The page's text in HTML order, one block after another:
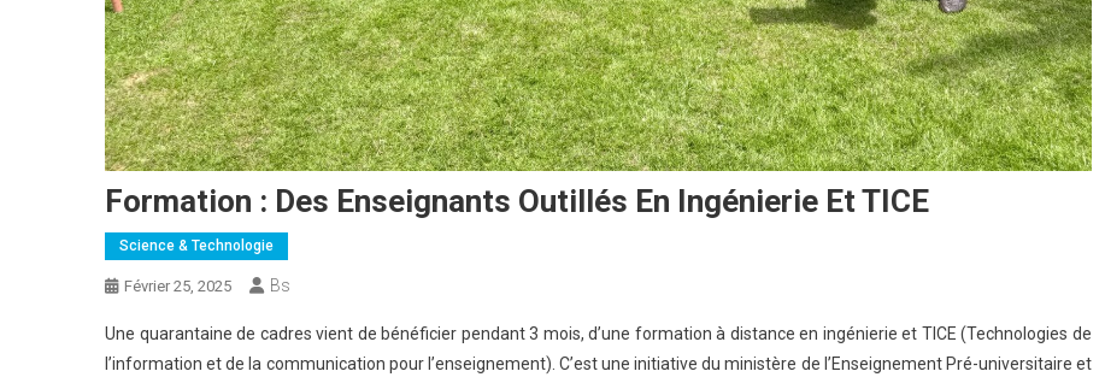
Formation : Des Enseignants Outillés En Ingénierie Et TICE
Science & Technologie
Février 25, 2025 Bs
Une quarantaine de cadres vient de bénéficier pendant 3 mois, d’une formation à distance en ingénierie et TICE (Technologies de
l’information et de la communication pour l’enseignement). C’est une initiative du ministère de l’Enseignement Pré-universitaire et